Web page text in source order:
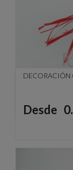
DECORACIÓN
Precio
Desde